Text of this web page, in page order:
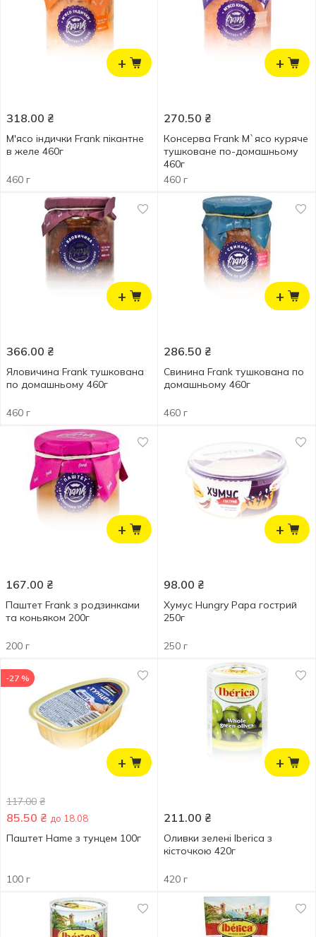
+
318.00 ₴
М'ясо індички Frank пiкантне
в желе 460г
460 г
+
270.50 ₴
Консерва Frank М`ясо куряче
тушковане по-домашньому
460г
460 г
+
366.00 ₴
Яловичина Frank тушкована
по домашньому 460г
460 г
+
286.50 ₴
Свинина Frank тушкована по
домашньому 460г
460 г
+
167.00 ₴
Паштет Frank з родзинками
та коньяком 200г
200 г
+
98.00 ₴
Хумус Hungry Papa гострий
250г
250 г
+
-27 %
117.00 ₴
85.50 ₴ до 18.08
Паштет Hame з тунцем 100г
100 г
+
211.00 ₴
Оливки зелені Iberica з
кісточкою 420г
420 г